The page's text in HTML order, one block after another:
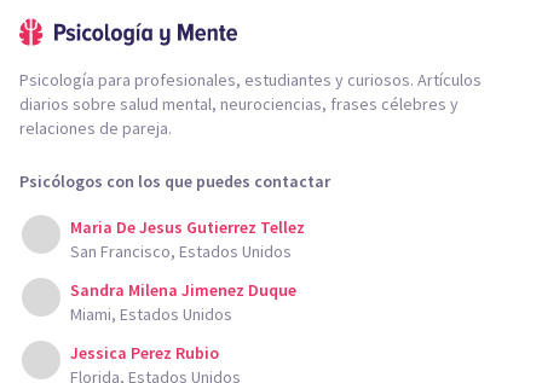
Psicología para profesionales, estudiantes y curiosos. Artículos
diarios sobre salud mental, neurociencias, frases célebres y
relaciones de pareja.
Psicólogos con los que puedes contactar
Maria De Jesus Gutierrez Tellez
San Francisco, Estados Unidos
Sandra Milena Jimenez Duque
Miami, Estados Unidos
Jessica Perez Rubio
Florida, Estados Unidos